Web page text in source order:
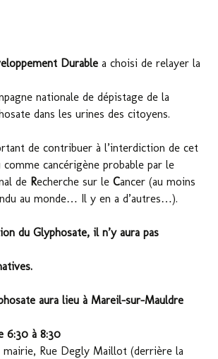
Durable a choisi de relayer la
nationale de dépistage de la
dans les urines des citoyens.
de contribuer à l’interdiction de cet
cancérigène probable par le
de Recherche sur le Cancer (au moins
au monde… Il y en a d’autres…).
du Glyphosate, il n’y aura pas
aura lieu à Mareil-sur-Mauldre
6:30 à 8:30
mairie, Rue Degly Maillot (derrière la